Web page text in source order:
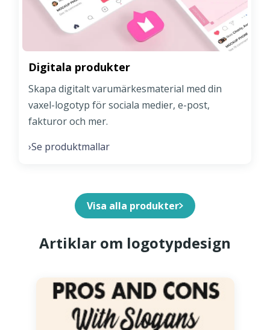
Digitala produkter
Skapa digitalt varumärkesmaterial med din
vaxel-logotyp för sociala medier, e-post,
fakturor och mer.
›Se produktmallar
Visa alla produkter
Artiklar om logotypdesign